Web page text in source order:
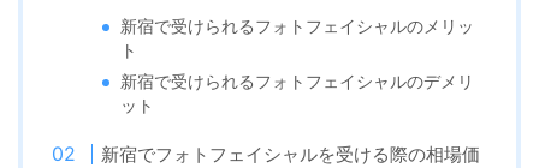
新宿で受けられるフォトフェイシャルのメリッ
ト
新宿で受けられるフォトフェイシャルのデメリ
ット
新宿でフォトフェイシャルを受ける際の相場価